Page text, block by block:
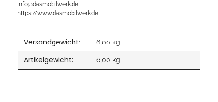
info@dasmobilwerk.de
https://www.dasmobilwerk.de
Versandgewicht: 6,00 kg
Artikelgewicht: 6,00 kg